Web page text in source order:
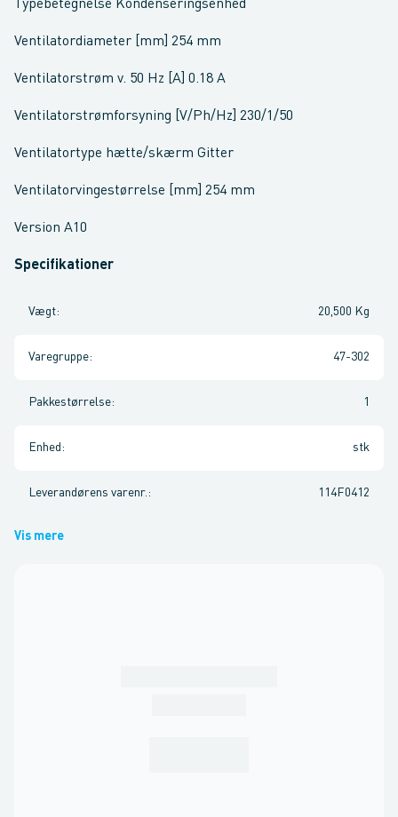
Typebetegnelse Kondenseringsenhed
Ventilatordiameter [mm] 254 mm
Ventilatorstrøm v. 50 Hz [A] 0.18 A
Ventilatorstrømforsyning [V/Ph/Hz] 230/1/50
Ventilatortype hætte/skærm Gitter
Ventilatorvingestørrelse [mm] 254 mm
Version A10
Specifikationer
Vægt: 20,500 Kg
Varegruppe: 47-302
Pakkestørrelse: 1
Enhed : stk
Leverandørens varenr. : 114F0412
Vis mere